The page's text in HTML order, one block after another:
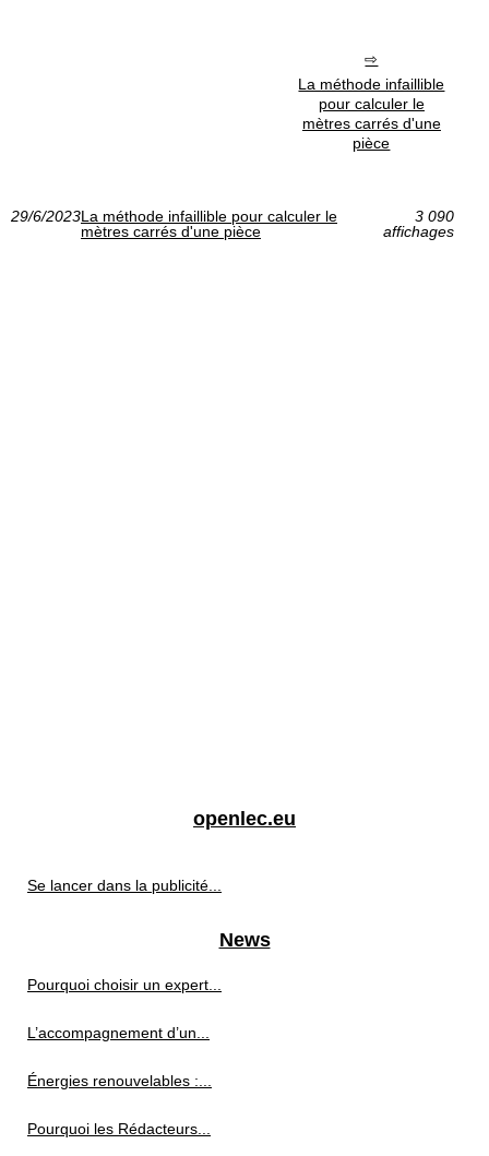
La méthode infaillible
pour calculer le
mètres carrés d'une
pièce
29/6/2023La méthode infaillible pour calculer le
mètres carrés d'une pièce
3 090
affichages
openlec.eu
Se lancer dans la publicité...
News
Pourquoi choisir un expert...
L’accompagnement d’un...
Énergies renouvelables :...
Pourquoi les Rédacteurs...